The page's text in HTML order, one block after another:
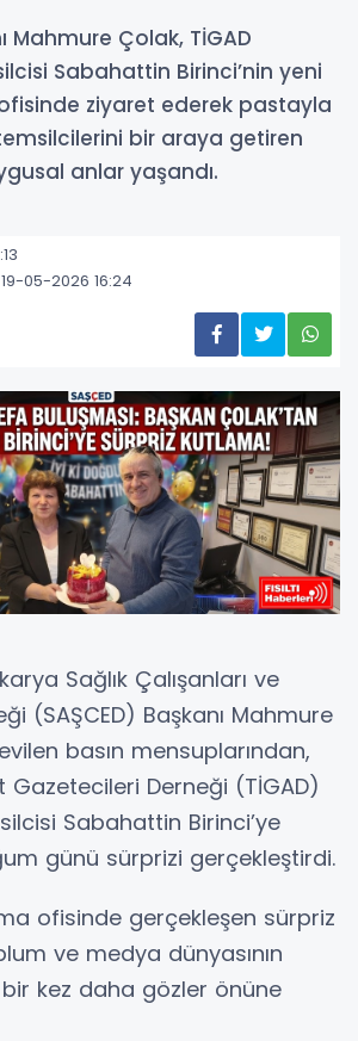
Mahmure Çolak, TİGAD
Sabahattin Birinci’nin yeni
ofisinde ziyaret ederek pastayla
bir araya getiren
anlar yaşandı.
05-2026 16:24
Sağlık Çalışanları ve
(SAŞCED) Başkanı Mahmure
basın mensuplarından,
Gazetecileri Derneği (TİGAD)
Sabahattin Birinci’ye
günü sürprizi gerçekleştirdi.
ofisinde gerçekleşen sürpriz
ve medya dünyasının
bir kez daha gözler önüne